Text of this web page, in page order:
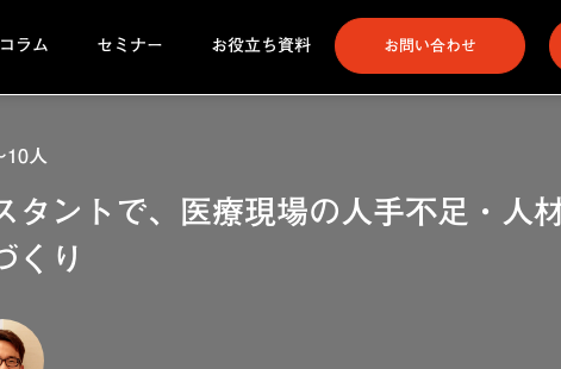
コラム セミナー お役立ち資料 お問い合わせ
10人
ントで、医療現場の人手不足・人
くり